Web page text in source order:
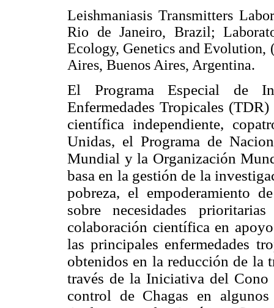
Leishmaniasis Transmitters
Rio de Janeiro, Brazil;
Ecology, Genetics and
Aires, Buenos Aires, Argentina.
El Programa Especial de
Enfermedades Tropicales (TDR)
científica independiente,
Unidas, el Programa de
Mundial y la Organización
basa en la gestión de la
pobreza, el empoderamiento
sobre necesidades
colaboración científica en
las principales enfermedades
obtenidos en la reducción de la
través de la Iniciativa del
control de Chagas en